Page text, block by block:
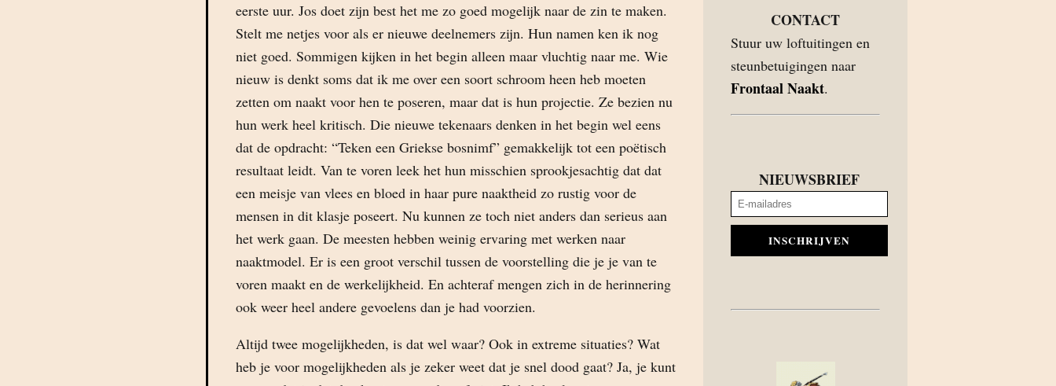
eerste uur. Jos doet zijn best het me zo goed mogelijk naar de zin te maken.
Stelt me netjes voor als er nieuwe deelnemers zijn. Hun namen ken ik nog
niet goed. Sommigen kijken in het begin alleen maar vluchtig naar me. Wie
nieuw is denkt soms dat ik me over een soort schroom heen heb moeten
zetten om naakt voor hen te poseren, maar dat is hun projectie. Ze bezien nu
hun werk heel kritisch. Die nieuwe tekenaars denken in het begin wel eens
dat de opdracht: “Teken een Griekse bosnimf” gemakkelijk tot een poëtisch
resultaat leidt. Van te voren leek het hun misschien sprookjesachtig dat dat
een meisje van vlees en bloed in haar pure naaktheid zo rustig voor de
mensen in dit klasje poseert. Nu kunnen ze toch niet anders dan serieus aan
het werk gaan. De meesten hebben weinig ervaring met werken naar
naaktmodel. Er is een groot verschil tussen de voorstelling die je je van te
voren maakt en de werkelijkheid. En achteraf mengen zich in de herinnering
ook weer heel andere gevoelens dan je had voorzien.
Altijd twee mogelijkheden, is dat wel waar? Ook in extreme situaties? Wat
heb je voor mogelijkheden als je zeker weet dat je snel dood gaat? Ja, je kunt
CONTACT
Stuur uw loftuitingen en
steunbetuigingen naar
Frontaal Naakt.
NIEUWSBRIEF
INSCHRIJVEN